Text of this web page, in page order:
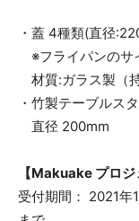
・蓋 4種類(直径
※フライパンのサ
材質:ガラス製（
・竹製テーブルス
直径 200mm
【Makuake プロジ
受付期間： 2021年